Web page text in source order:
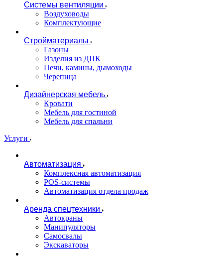
Системы вентиляции
Воздуховоды
Комплектующие
Стройматериалы
Газоны
Изделия из ДПК
Печи, камины, дымоходы
Черепица
Дизайнерская мебель
Кровати
Мебель для гостиной
Мебель для спальни
Услуги
Автоматизация
Комплексная автоматизация
POS-системы
Автоматизация отдела продаж
Аренда спецтехники
Автокраны
Манипуляторы
Самосвалы
Экскаваторы